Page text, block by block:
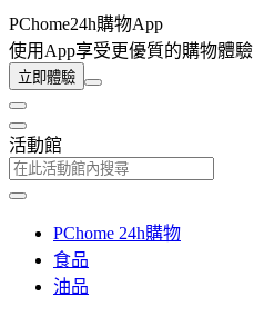
PChome24h購物App
使用App享受更優質的購物體驗
立即體驗
活動館
PChome 24h購物
食品
油品